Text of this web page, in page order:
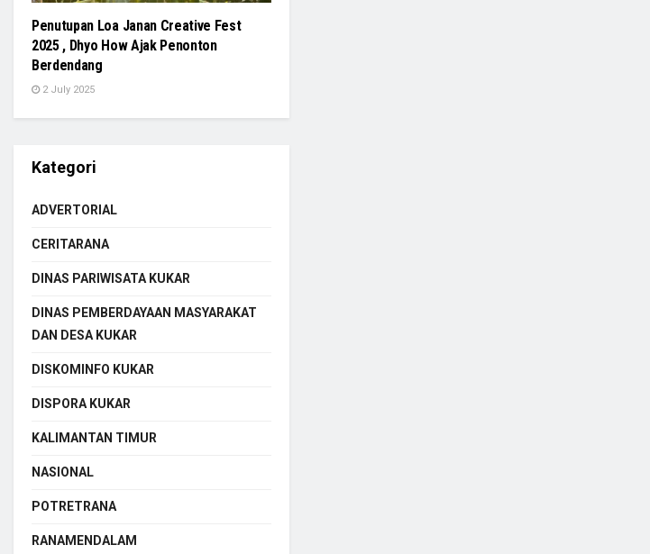
Penutupan Loa Janan Creative Fest
2025 , Dhyo How Ajak Penonton
Berdendang
2 July 2025
Kategori
ADVERTORIAL
CERITARANA
DINAS PARIWISATA KUKAR
DINAS PEMBERDAYAAN MASYARAKAT
DAN DESA KUKAR
DISKOMINFO KUKAR
DISPORA KUKAR
KALIMANTAN TIMUR
NASIONAL
POTRETRANA
RANAMENDALAM